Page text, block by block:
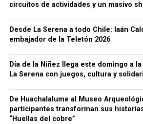
circuitos de actividades y un masivo
Desde La Serena a todo Chile: Iaán
embajador de la Teletón 2026
Día de la Niñez llega este domingo a
La Serena con juegos, cultura y
De Huachalalume al Museo
participantes transforman sus
“Huellas del cobre”